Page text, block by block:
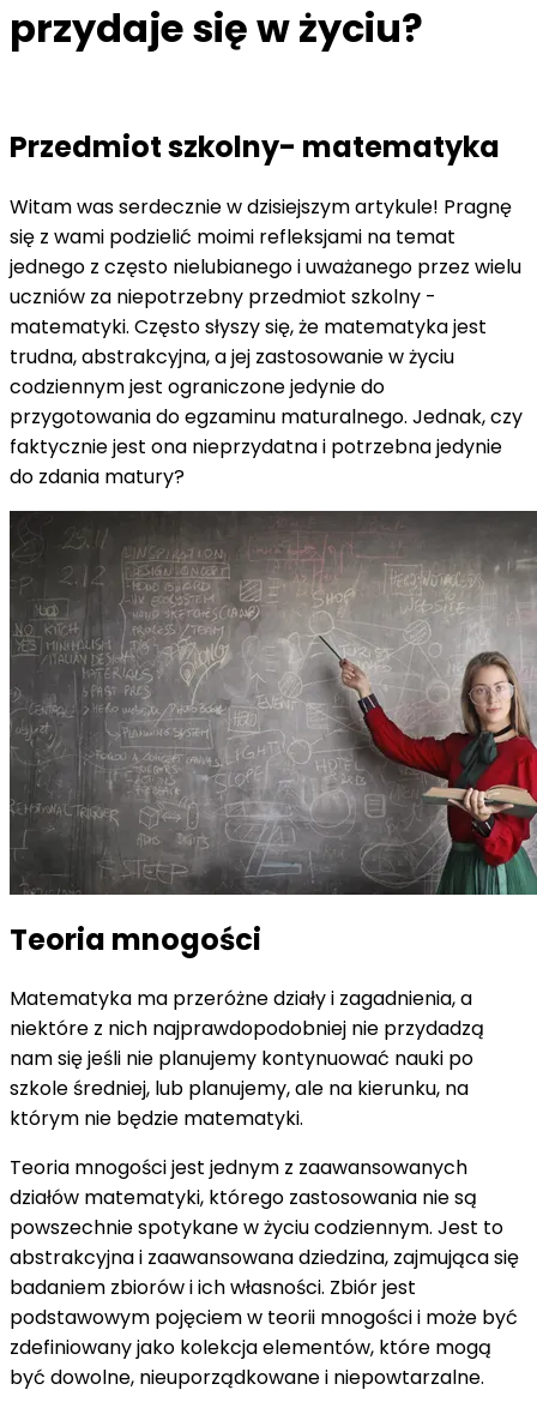
przydaje się w życiu?
Przedmiot szkolny- matematyka
Witam was serdecznie w dzisiejszym artykule! Pragnę
się z wami podzielić moimi refleksjami na temat
jednego z często nielubianego i uważanego przez wielu
uczniów za niepotrzebny przedmiot szkolny -
matematyki. Często słyszy się, że matematyka jest
trudna, abstrakcyjna, a jej zastosowanie w życiu
codziennym jest ograniczone jedynie do
przygotowania do egzaminu maturalnego. Jednak, czy
faktycznie jest ona nieprzydatna i potrzebna jedynie
do zdania matury?
Teoria mnogości
Matematyka ma przeróżne działy i zagadnienia, a
niektóre z nich najprawdopodobniej nie przydadzą
nam się jeśli nie planujemy kontynuować nauki po
szkole średniej, lub planujemy, ale na kierunku, na
którym nie będzie matematyki.
Teoria mnogości jest jednym z zaawansowanych
działów matematyki, którego zastosowania nie są
powszechnie spotykane w życiu codziennym. Jest to
abstrakcyjna i zaawansowana dziedzina, zajmująca się
badaniem zbiorów i ich własności. Zbiór jest
podstawowym pojęciem w teorii mnogości i może być
zdefiniowany jako kolekcja elementów, które mogą
być dowolne, nieuporządkowane i niepowtarzalne.